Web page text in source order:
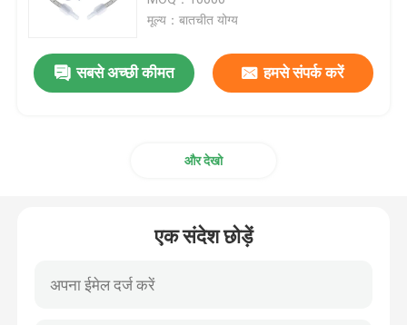
कफ प्रेशर मैनोमीटर
मूल्य：बातचीत योग्य
सबसे अच्छी कीमत हमसे संपर्क करें
और देखो
एक संदेश छोड़ें